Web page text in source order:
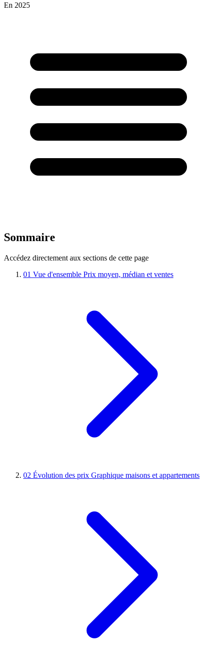
En 2025
Sommaire
Accédez directement aux sections de cette page
01 Vue d'ensemble Prix moyen, médian et ventes
02 Évolution des prix Graphique maisons et appartements